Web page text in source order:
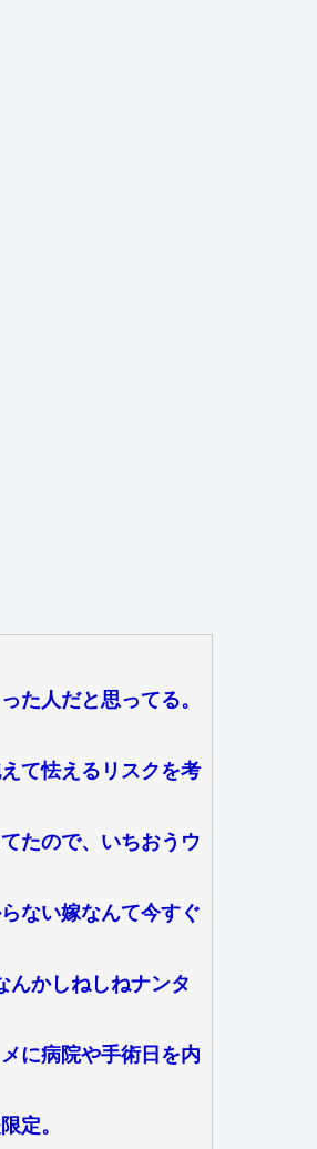
た人だと思ってる。
て怯えるリスクを考
たので、いちおうウ
ない嫁なんて今すぐ
んかしねしねナンタ
に病院や手術日を内
定。